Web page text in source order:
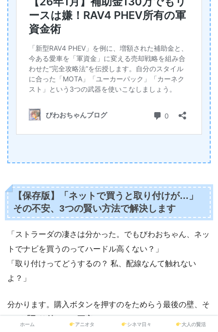
【保存版】「ネットで買うと取り付けが…」
その不安、3つの賢い方法で解決します
「ストラーダの凄さは分かった。でもびわおちゃん、ネッ
トでナビを買うのってハードル高くない？」
「取り付けってどうするの？ 私、配線なんて触れない
よ？」
分かります。購入ボタンを押すのをためらう最後の壁、そ
ホーム アニオタ シネマ日々 大人の賢活